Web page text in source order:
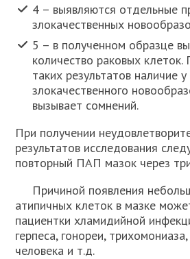
4 – выявляются отдельные
злокачественных
5 – в полученном образце
количество раковых клеток.
таких результатов наличие
злокачественного
вызывает сомнений.
При получении
результатов исследования
повторный ПАП мазок через
Причиной появления
атипичных клеток в мазке
пациентки хламидийной
герпеса, гонореи,
человека и т.д.